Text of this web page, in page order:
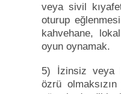
veya sivil
oturup
kahvehane,
oyun oynamak.
5) İzinsiz veya
özrü